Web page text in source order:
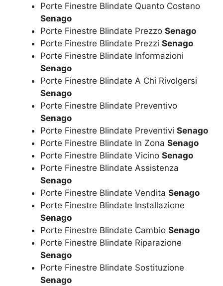
Porte Finestre Blindate Quanto Costano
Senago
Porte Finestre Blindate Prezzo Senago
Porte Finestre Blindate Prezzi Senago
Porte Finestre Blindate Informazioni
Senago
Porte Finestre Blindate A Chi Rivolgersi
Senago
Porte Finestre Blindate Preventivo
Senago
Porte Finestre Blindate Preventivi Senago
Porte Finestre Blindate In Zona Senago
Porte Finestre Blindate Vicino Senago
Porte Finestre Blindate Assistenza
Senago
Porte Finestre Blindate Vendita Senago
Porte Finestre Blindate Installazione
Senago
Porte Finestre Blindate Cambio Senago
Porte Finestre Blindate Riparazione
Senago
Porte Finestre Blindate Sostituzione
Senago